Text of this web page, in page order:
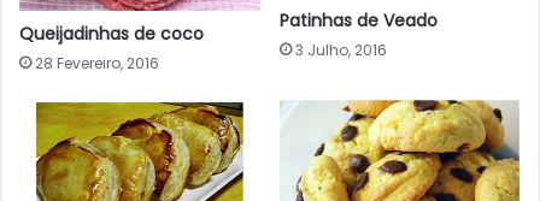
Queijadinhas de coco
28 Fevereiro, 2016
Patinhas de Veado
3 Julho, 2016